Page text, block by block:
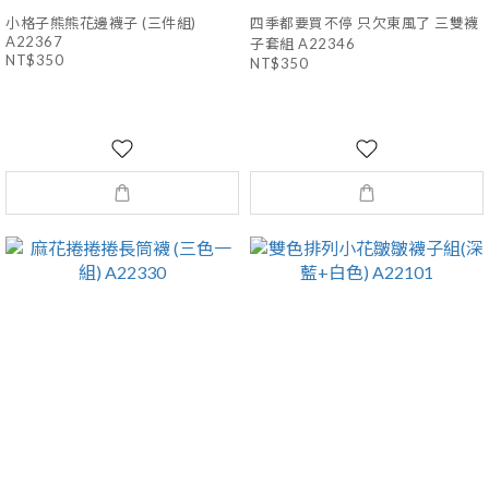
小格子熊熊花邊襪子 (三件組)
A22367
NT$350
四季都要買不停 只欠東風了 三雙襪
子套組 A22346
NT$350